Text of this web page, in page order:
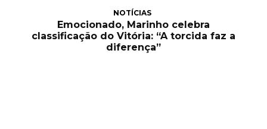
NOTÍCIAS
Emocionado, Marinho celebra
classificação do Vitória: “A torcida faz a
diferença”